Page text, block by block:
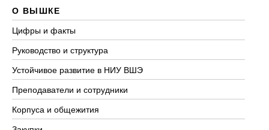
О ВЫШКЕ
Цифры и факты
Руководство и структура
Устойчивое развитие в НИУ ВШЭ
Преподаватели и сотрудники
Корпуса и общежития